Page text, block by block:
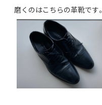
磨くのはこちらの革靴です。